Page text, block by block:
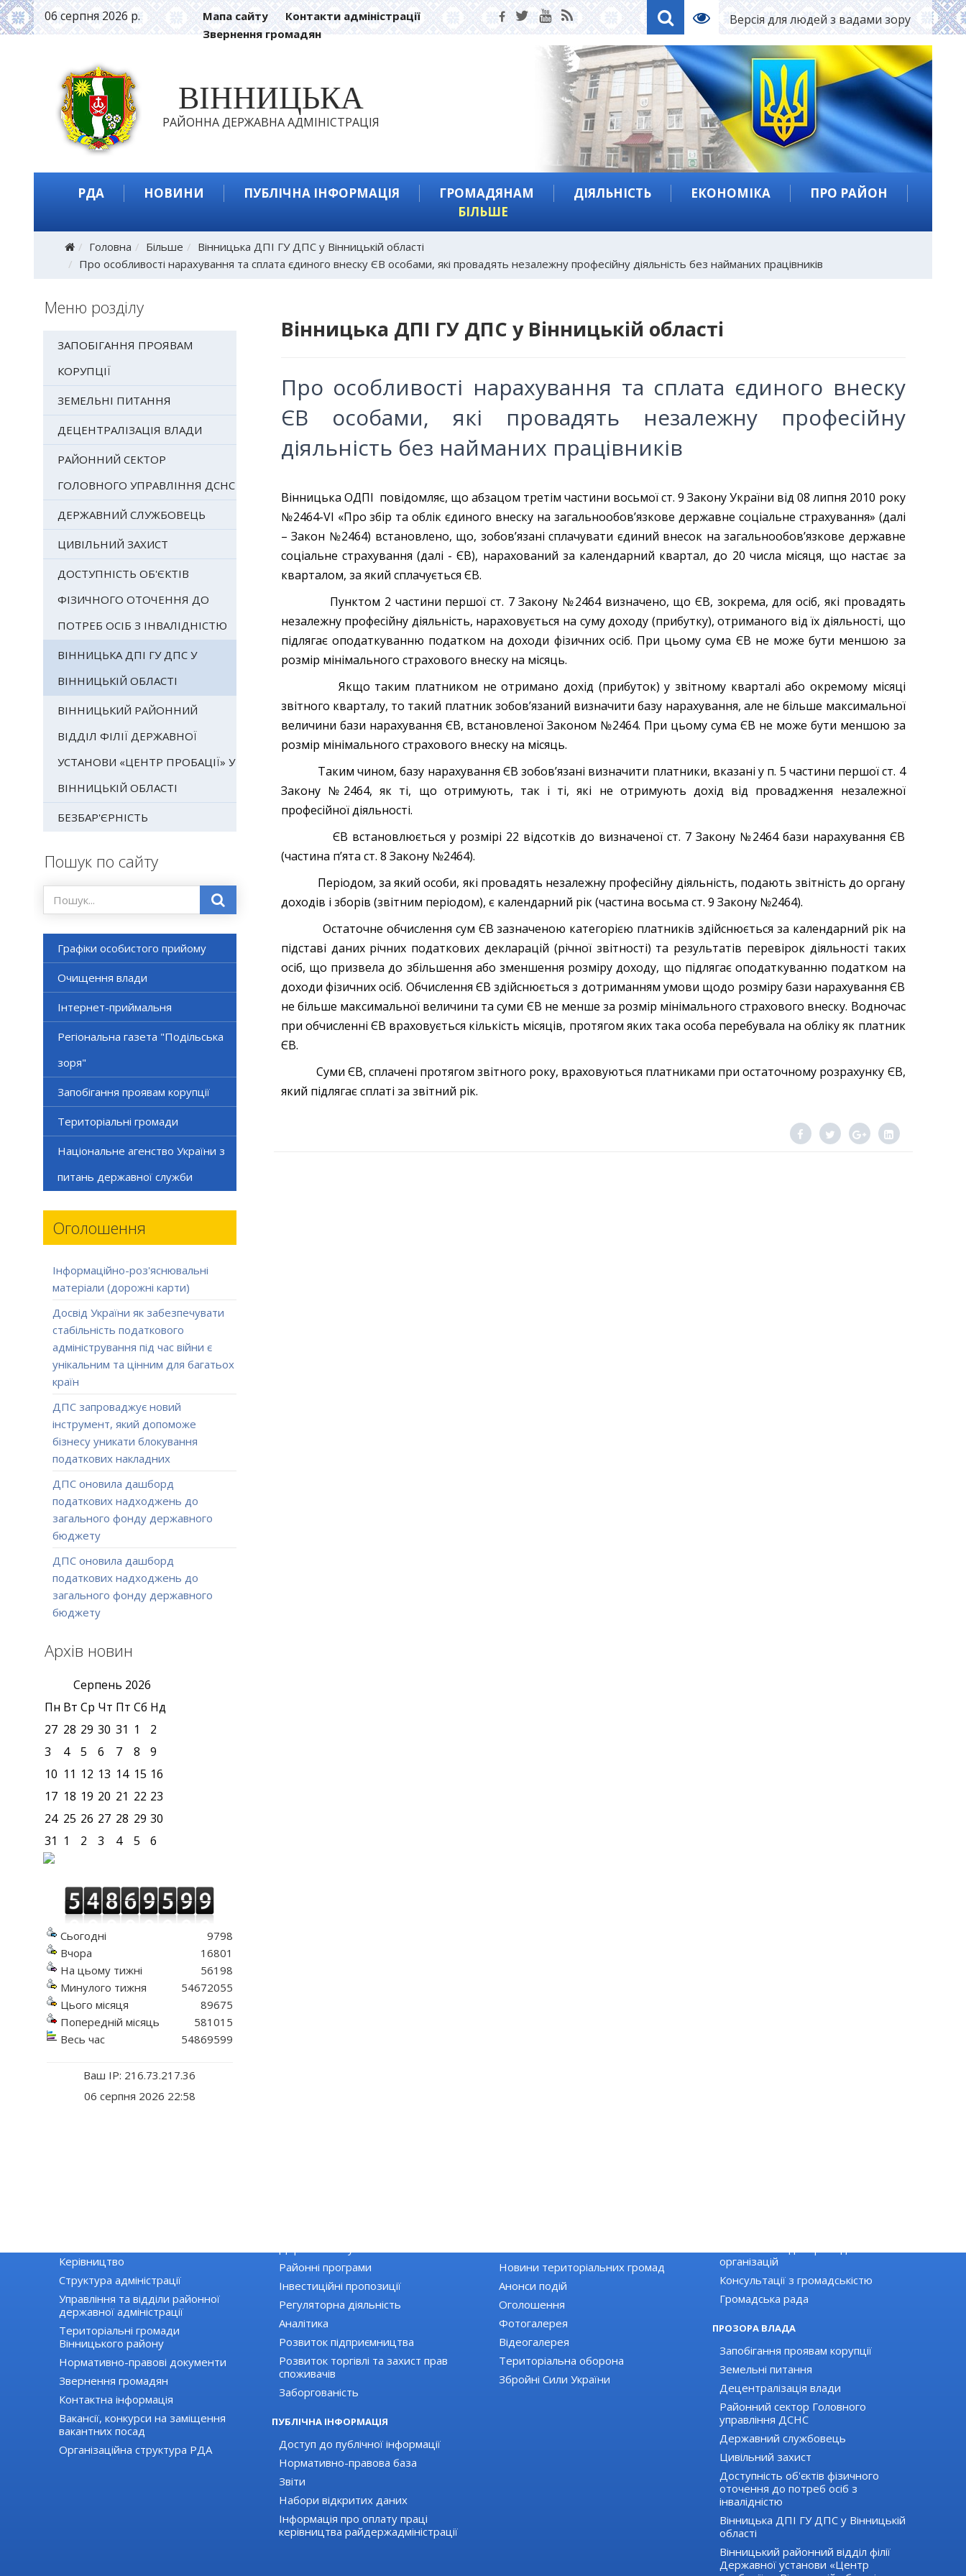
06 серпня 2026 р. Мапа сайту
Контакти адміністрації
Звернення громадян
Версія для людей з вадами зору
ВІННИЦЬКА
РАЙОННА ДЕРЖАВНА АДМІНІСТРАЦІЯ
РДА НОВИНИ ПУБЛІЧНА ІНФОРМАЦІЯ ГРОМАДЯНАМ ДІЯЛЬНІСТЬ ЕКОНОМІКА
ПРО РАЙОН
БІЛЬШЕ
Головна Більше
Вінницька ДПІ ГУ ДПС у Вінницькій області
Про особливості нарахування та сплата єдиного внеску ЄВ особами, які провадять незалежну професійну діяльність без найманих працівників
Меню розділу
ЗАПОБІГАННЯ ПРОЯВАМ
КОРУПЦІЇ
ЗЕМЕЛЬНІ ПИТАННЯ
ДЕЦЕНТРАЛІЗАЦІЯ ВЛАДИ
РАЙОННИЙ СЕКТОР
ГОЛОВНОГО УПРАВЛІННЯ ДСНС
ДЕРЖАВНИЙ СЛУЖБОВЕЦЬ
ЦИВІЛЬНИЙ ЗАХИСТ
ДОСТУПНІСТЬ ОБ'ЄКТІВ
ФІЗИЧНОГО ОТОЧЕННЯ ДО
ПОТРЕБ ОСІБ З ІНВАЛІДНІСТЮ
ВІННИЦЬКА ДПІ ГУ ДПС У
ВІННИЦЬКІЙ ОБЛАСТІ
ВІННИЦЬКИЙ РАЙОННИЙ
ВІДДІЛ ФІЛІЇ ДЕРЖАВНОЇ
УСТАНОВИ «ЦЕНТР ПРОБАЦІЇ» У
ВІННИЦЬКІЙ ОБЛАСТІ
БЕЗБАР'ЄРНІСТЬ
Пошук по сайту
Графіки особистого прийому
Очищення влади
Інтернет-приймальня
Регіональна газета "Подільська
зоря"
Запобігання проявам корупції
Територіальні громади
Національне агенство України з
питань державної служби
Оголошення
Інформаційно-роз'яснювальні
матеріали (дорожні карти)
Досвід України як забезпечувати
стабільність податкового
адміністрування під час війни є
унікальним та цінним для багатьох
країн
ДПС запроваджує новий
інструмент, який допоможе
бізнесу уникати блокування
податкових накладних
ДПС оновила дашборд
податкових надходжень до
загального фонду державного
бюджету
ДПС оновила дашборд
податкових надходжень до
загального фонду державного
бюджету
Архів новин
Серпень 2026
Пн Вт Ср Чт Пт Сб Нд
27 28 29 30 31 1
2
3
4 5 6 7 8
9
10 11 12 13 14 15 16
17 18 19 20 21 22 23
24 25 26 27 28 29 30
31 1 2 3 4 5 6
Сьогодні
Вчора
На цьому тижні
Минулого тижня
Цього місяця
Попередній місяць
Весь час
9798
16801
56198
54672055
89675
581015
54869599
Ваш IP: 216.73.217.36
06 серпня 2026 22:58
Вінницька ДПІ ГУ ДПС у Вінницькій області
Про особливості нарахування та сплата єдиного внеску
ЄВ особами, які провадять незалежну професійну
діяльність без найманих працівників
Вінницька ОДПІ повідомляє, що абзацом третім частини восьмої ст. 9 Закону України від 08 липня 2010 року
№2464-VI «Про збір та облік єдиного внеску на загальнообов’язкове державне соціальне страхування» (далі
– Закон №2464) встановлено, що, зобов’язані сплачувати єдиний внесок на загальнообов’язкове державне
соціальне страхування (далі - ЄВ), нарахований за календарний квартал, до 20 числа місяця, що настає за
кварталом, за який сплачується ЄВ.
Пунктом 2 частини першої ст. 7 Закону №2464 визначено, що ЄВ, зокрема, для осіб, які провадять
незалежну професійну діяльність, нараховується на суму доходу (прибутку), отриманого від їх діяльності, що
підлягає оподаткуванню податком на доходи фізичних осіб. При цьому сума ЄВ не може бути меншою за
розмір мінімального страхового внеску на місяць.
Якщо таким платником не отримано дохід (прибуток) у звітному кварталі або окремому місяці
звітного кварталу, то такий платник зобов’язаний визначити базу нарахування, але не більше максимальної
величини бази нарахування ЄВ, встановленої Законом №2464. При цьому сума ЄВ не може бути меншою за
розмір мінімального страхового внеску на місяць.
Таким чином, базу нарахування ЄВ зобов’язані визначити платники, вказані у п. 5 частини першої ст. 4
Закону №2464, як ті, що отримують, так і ті, які не отримують дохід від провадження незалежної
професійної діяльності.
ЄВ встановлюється у розмірі 22 відсотків до визначеної ст. 7 Закону №2464 бази нарахування ЄВ
(частина п’ята ст. 8 Закону №2464).
Періодом, за який особи, які провадять незалежну професійну діяльність, подають звітність до органу
доходів і зборів (звітним періодом), є календарний рік (частина восьма ст. 9 Закону №2464).
Остаточне обчислення сум ЄВ зазначеною категорією платників здійснюється за календарний рік на
підставі даних річних податкових декларацій (річної звітності) та результатів перевірок діяльності таких
осіб, що призвела до збільшення або зменшення розміру доходу, що підлягає оподаткуванню податком на
доходи фізичних осіб. Обчислення ЄВ здійснюється з дотриманням умови щодо розміру бази нарахування ЄВ
не більше максимальної величини та суми ЄВ не менше за розмір мінімального страхового внеску. Водночас
при обчисленні ЄВ враховується кількість місяців, протягом яких така особа перебувала на обліку як платник
ЄВ.
Суми ЄВ, сплачені протягом звітного року, враховуються платниками при остаточному розрахунку ЄВ,
який підлягає сплаті за звітний рік.
Керівництво
Структура адміністрації
Управління та відділи районної
державної адміністрації
Територіальні громади
Вінницького району
Нормативно-правові документи
Звернення громадян
Контактна інформація
Вакансії, конкурси на заміщення
вакантних посад
Організаційна структура РДА
Районні програми
Інвестиційні пропозиції
Регуляторна діяльність
Аналітика
Розвиток підприємництва
Розвиток торгівлі та захист прав
споживачів
Заборгованість
ПУБЛІЧНА ІНФОРМАЦІЯ
Доступ до публічної інформації
Нормативно-правова база
Звіти
Набори відкритих даних
Інформація про оплату праці
керівництва райдержадміністрації
Новини територіальних громад
Анонси подій
Оголошення
Фотогалерея
Відеогалерея
Територіальна оборона
Збройні Сили України
організацій
Консультації з громадськістю
Громадська рада
ПРОЗОРА ВЛАДА
Запобігання проявам корупції
Земельні питання
Децентралізація влади
Районний сектор Головного
управління ДСНС
Державний службовець
Цивільний захист
Доступність об'єктів фізичного
оточення до потреб осіб з
інвалідністю
Вінницька ДПІ ГУ ДПС у Вінницькій
області
Вінницький районний відділ філії
Державної установи «Центр